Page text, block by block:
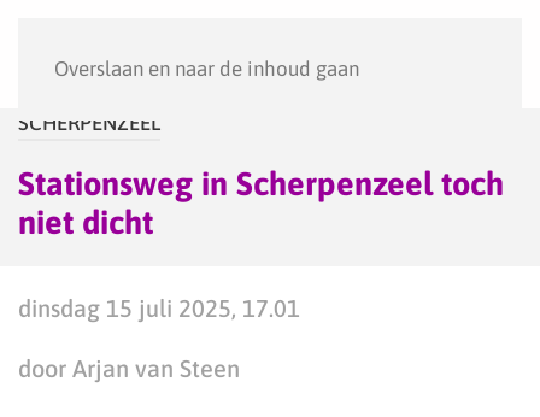
Overslaan en naar de inhoud gaan
SCHERPENZEEL
Stationsweg in Scherpenzeel toch
niet dicht
dinsdag 15 juli 2025, 17.01
door Arjan van Steen